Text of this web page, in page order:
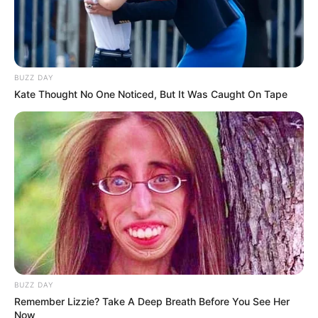
ΘΑ ΚΡΥΦΤΕΙ Η ΒΡΩΜΙΑ, ΘΑ ΚΡΥΦΤΟΥΝ ΠΟΛΛΑ. ΘΑ
ΘΑΦΤΟΥΝ ΚΑΤΩ ΑΠΟ ΛΑΣΠΗ. ΒΡΑΧΙΑ ΘΑ
ΚΑΤΑΠΛΑΚΩΣΟΥΝ, ΒΟΥΝΑ ΘΑ ΑΝΟΙΞΟΥΝ ΚΑΙ ΘΑ
ΜΕΤΑΚΙΝΗΘΟΥΝ.
BUZZ DAY
Kate Thought No One Noticed, But It Was Caught On Tape
BUZZ DAY
Remember Lizzie? Take A Deep Breath Before You See Her
Now